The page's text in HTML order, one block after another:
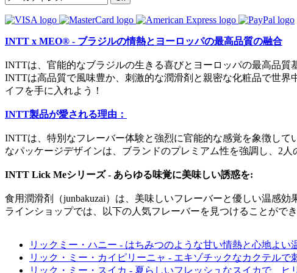
INTT x MEO® - ブラジルの情熱とヨーロッパの最高品質の融合
INTTは、官能的なブラジルの生きる喜びとヨーロッパの最高品
INTTは高品質で風味豊か、刺激的な潤滑剤と親密な化粧品で世
イフを手に入れよう！
INTT製品が愛される理由：
INTTは、特別なフレーバー体験と強烈に官能的な感覚を象徴し
なパッケージデザインは、ブランドのプレミアム性を強調し、2
INTT Lick Meシリーズ - あらゆる味覚に美味しい誘惑を:
食用潤滑剤（junbakuzai）は、美味しいフレーバーと優しい温感
ラインショップでは、以下の人気フレーバーを見つけることができ
リックミー・ハニー - はちみつのような甘い情熱と心地よい
リック・ミー・カイピリーニャ - エキゾチックなカクテルで
リック・ミー・スイカ - 夏らしいフレッシュなスイカで、ヒ